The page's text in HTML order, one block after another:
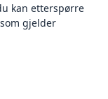
kan etterspørre
gjelder